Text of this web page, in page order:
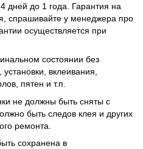
дней до 1 года. Гарантия на
спрашивайте у менеджера про
осуществляется при
состоянии без
вклеивания,
пятен и т.п.
не должны быть сняты с
быть следов клея и других
ремонта.
сохранена в